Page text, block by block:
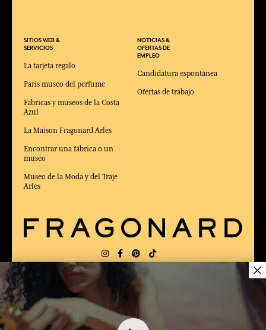
SITIOS WEB &
SERVICIOS
La tarjeta regalo
Paris museo del perfume
Fabricas y museos de la Costa
Azul
La Maison Fragonard Arles
Encontrar una fábrica o un
museo
Museo de la Moda y del Traje
Arles
NOTICIAS &
OFERTAS DE
EMPLEO
Candidatura espontánea
Ofertas de trabajo
ENTREGA: US
×